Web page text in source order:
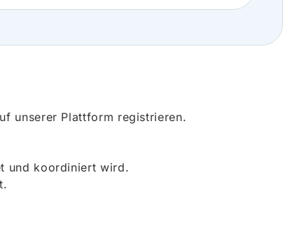
unserer Plattform registrieren.
und koordiniert wird.